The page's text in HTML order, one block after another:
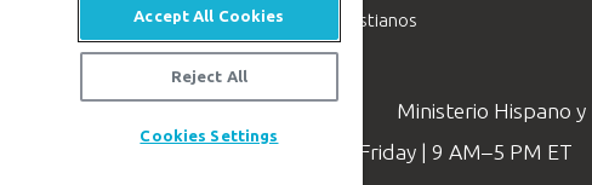
de apologética, dedicado a ayudar a los cristianos
de Jesucristo.
Ministerio Hispano
Available Monday–Friday | 9 AM–5 PM ET
Accept All Cookies
Reject All
Cookies Settings